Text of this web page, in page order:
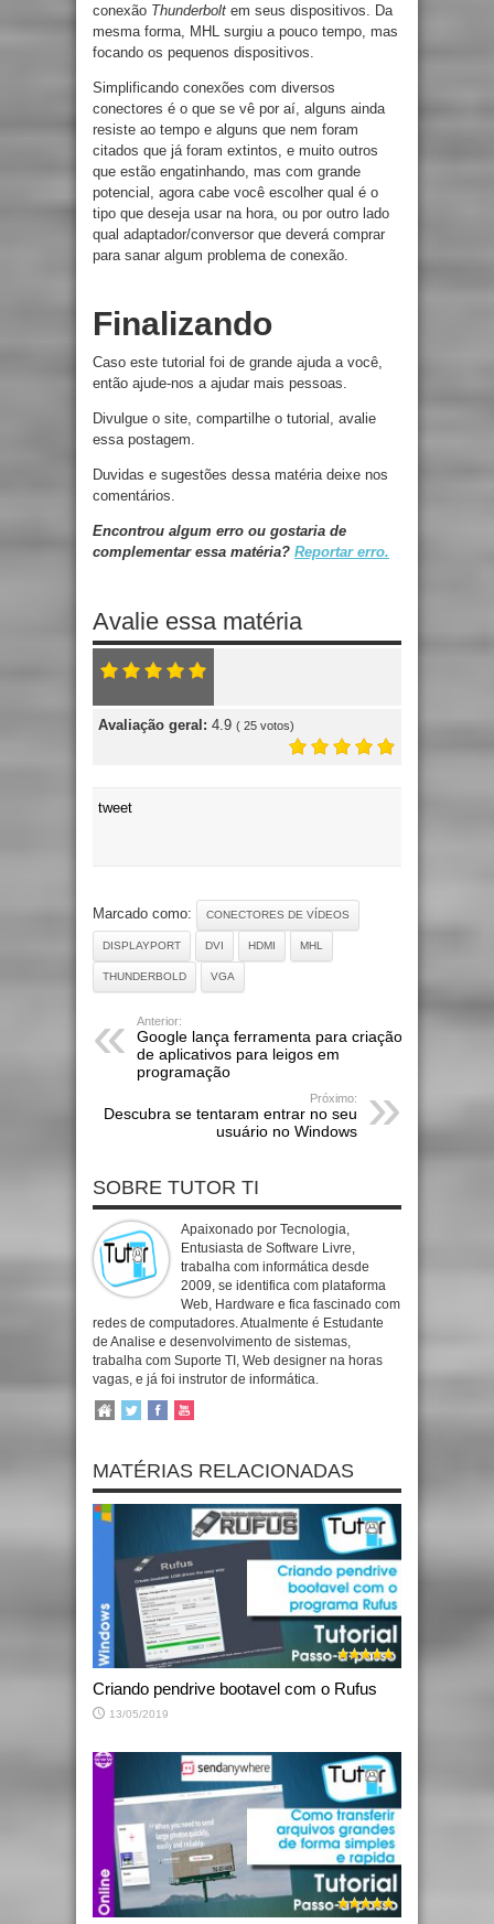
conexão Thunderbolt em seus dispositivos. Da
mesma forma, MHL surgiu a pouco tempo, mas
focando os pequenos dispositivos.
Simplificando conexões com diversos
conectores é o que se vê por aí, alguns ainda
resiste ao tempo e alguns que nem foram
citados que já foram extintos, e muito outros
que estão engatinhando, mas com grande
potencial, agora cabe você escolher qual é o
tipo que deseja usar na hora, ou por outro lado
qual adaptador/conversor que deverá comprar
para sanar algum problema de conexão.
Finalizando
Caso este tutorial foi de grande ajuda a você,
então ajude-nos a ajudar mais pessoas.
Divulgue o site, compartilhe o tutorial, avalie
essa postagem.
Duvidas e sugestões dessa matéria deixe nos
comentários.
Encontrou algum erro ou gostaria de
complementar essa matéria? Reportar erro.
Avalie essa matéria
Avaliação geral: 4.9 ( 25 votos)
tweet
Marcado como: CONECTORES DE VÍDEOS
DISPLAYPORT DVI HDMI MHL
THUNDERBOLD VGA
Anterior:
Google lança ferramenta para criação
de aplicativos para leigos em
programação
Próximo:
Descubra se tentaram entrar no seu
usuário no Windows
SOBRE TUTOR TI
Apaixonado por Tecnologia,
Entusiasta de Software Livre,
trabalha com informática desde
2009, se identifica com plataforma
Web, Hardware e fica fascinado com
redes de computadores. Atualmente é Estudante
de Analise e desenvolvimento de sistemas,
trabalha com Suporte TI, Web designer na horas
vagas, e já foi instrutor de informática.
MATÉRIAS RELACIONADAS
Criando pendrive bootavel com o Rufus
13/05/2019